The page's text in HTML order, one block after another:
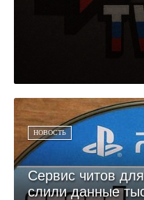
НОВОСТЬ
Сервис читов
слили данные